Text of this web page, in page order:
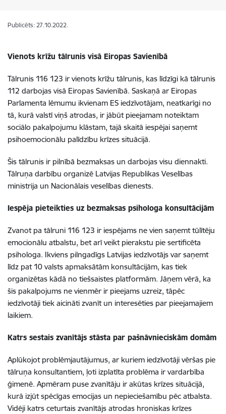
Publicēts: 27.10.2022.
Vienots krīžu tālrunis visā Eiropas Savienībā
Tālrunis 116 123 ir vienots krīžu tālrunis, kas līdzīgi kā tālrunis
112 darbojas visā Eiropas Savienībā. Saskaņā ar Eiropas
Parlamenta lēmumu ikvienam ES iedzīvotājam, neatkarīgi no
tā, kurā valstī viņš atrodas, ir jābūt pieejamam noteiktam
sociālo pakalpojumu klāstam, tajā skaitā iespējai saņemt
psihoemocionālu palīdzību krīzes situācijā.
Šis tālrunis ir pilnībā bezmaksas un darbojas visu diennakti.
Tālruņa darbību organizē Latvijas Republikas Veselības
ministrija un Nacionālais veselības dienests.
Iespēja pieteikties uz bezmaksas psihologa konsultācijām
Zvanot pa tālruni 116 123 ir iespējams ne vien saņemt tūlītēju
emocionālu atbalstu, bet arī veikt pierakstu pie sertificēta
psihologa. Ikviens pilngadīgs Latvijas iedzīvotājs var saņemt
līdz pat 10 valsts apmaksātām konsultācijām, kas tiek
organizētas kādā no tiešsaistes platformām. Jāņem vērā, ka
šis pakalpojums ne vienmēr ir pieejams uzreiz, tāpēc
iedzīvotāji tiek aicināti zvanīt un interesēties par pieejamajiem
laikiem.
Katrs sestais zvanītājs stāsta par pašnāvnieciskām domām
Aplūkojot problēmjautājumus, ar kuriem iedzīvotāji vēršas pie
tālruņa konsultantiem, ļoti izplatīta problēma ir vardarbība
ģimenē. Apmēram puse zvanītāju ir akūtas krīzes situācijā,
kurā izjūt spēcīgas emocijas un nepieciešamību pēc atbalsta.
Vidēji katrs ceturtais zvanītājs atrodas hroniskas krīzes